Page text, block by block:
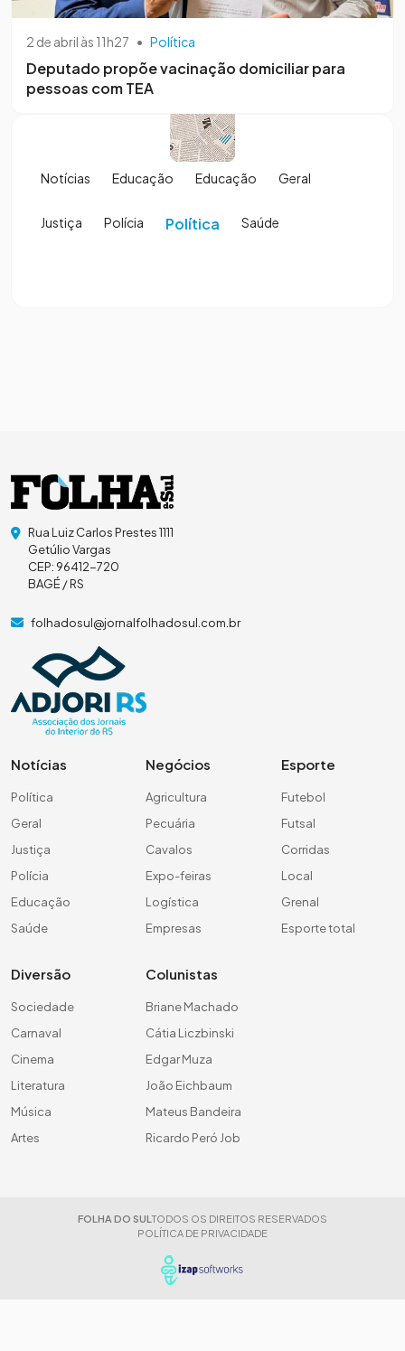
2 de abril às 11h27 • Política
Deputado propõe vacinação domiciliar para
pessoas com TEA
Notícias Educação Educação Geral
Justiça Polícia Política Saúde
Rua Luiz Carlos Prestes 1111
Getúlio Vargas
CEP: 96412-720
BAGÉ / RS
folhadosul@jornalfolhadosul.com.br
Notícias
Política
Geral
Justiça
Polícia
Educação
Saúde
Negócios
Agricultura
Pecuária
Cavalos
Expo-feiras
Logística
Empresas
Esporte
Futebol
Futsal
Corridas
Local
Grenal
Esporte total
Diversão
Sociedade
Carnaval
Cinema
Literatura
Música
Artes
Colunistas
Briane Machado
Cátia Liczbinski
Edgar Muza
João Eichbaum
Mateus Bandeira
Ricardo Peró Job
FOLHA DO SUL TODOS OS DIREITOS RESERVADOS
POLÍTICA DE PRIVACIDADE